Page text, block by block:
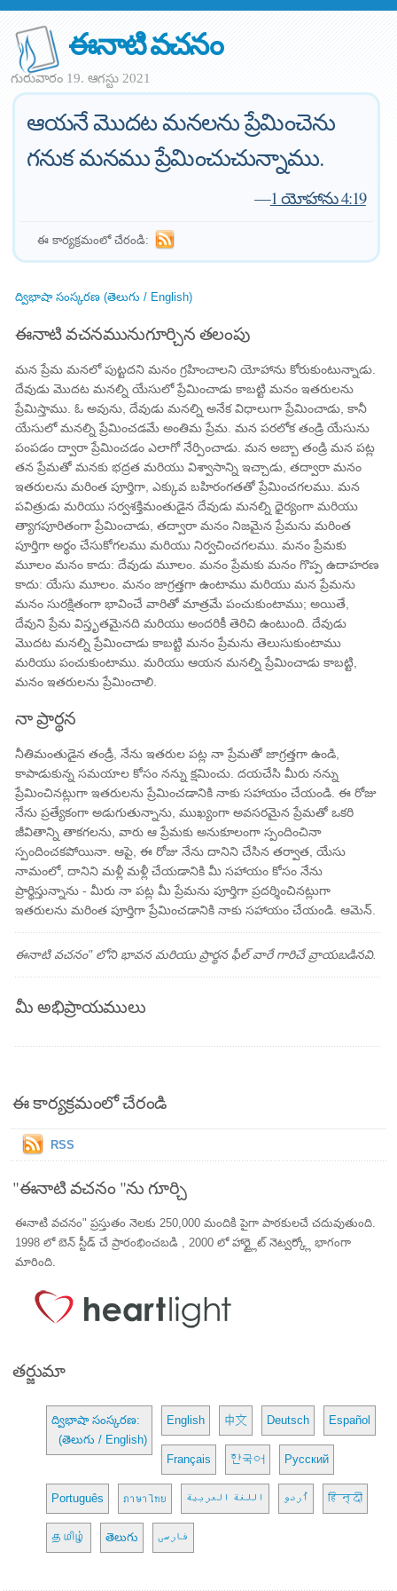
ఈనాటి వచనం
గురువారం 19. ఆగస్టు 2021
ఆయనే మొదట మనలను ప్రేమించెను
గనుక మనము ప్రేమించుచున్నాము.
—1 యోహాను 4:19
ఈ కార్యక్రమంలో చేరండి:
ద్విభాషా సంస్కరణ (తెలుగు / English)
ఈనాటి వచనమునుగూర్చిన తలంపు
మన ప్రేమ మనలో పుట్టదని మనం గ్రహించాలని యోహాను కోరుకుంటున్నాడు.
దేవుడు మొదట మనల్ని యేసులో ప్రేమించాడు కాబట్టి మనం ఇతరులను
ప్రేమిస్తాము. ఓ అవును, దేవుడు మనల్ని అనేక విధాలుగా ప్రేమించాడు, కానీ
యేసులో మనల్ని ప్రేమించడమే అంతిమ ప్రేమ. మన పరలోక తండ్రి యేసును
పంపడం ద్వారా ప్రేమించడం ఎలాగో నేర్పించాడు. మన అబ్బా తండ్రి మన పట్ల
తన ప్రేమతో మనకు భద్రత మరియు విశ్వాసాన్ని ఇచ్చాడు, తద్వారా మనం
ఇతరులను మరింత పూర్తిగా, ఎక్కువ బహిరంగతతో ప్రేమించగలము. మన
పవిత్రుడు మరియు సర్వశక్తిమంతుడైన దేవుడు మనల్ని ధైర్యంగా మరియు
త్యాగపూరితంగా ప్రేమించాడు, తద్వారా మనం నిజమైన ప్రేమను మరింత
పూర్తిగా అర్థం చేసుకోగలము మరియు నిర్వచించగలము. మనం ప్రేమకు
మూలం మనం కాదు: దేవుడు మూలం. మనం ప్రేమకు మనం గొప్ప ఉదాహరణ
కాదు: యేసు మూలం. మనం జాగ్రత్తగా ఉంటాము మరియు మన ప్రేమను
మనం సురక్షితంగా భావించే వారితో మాత్రమే పంచుకుంటాము; అయితే,
దేవుని ప్రేమ విస్తృతమైనది మరియు అందరికీ తెరిచి ఉంటుంది. దేవుడు
మొదట మనల్ని ప్రేమించాడు కాబట్టి మనం ప్రేమను తెలుసుకుంటాము
మరియు పంచుకుంటాము. మరియు ఆయన మనల్ని ప్రేమించాడు కాబట్టి,
మనం ఇతరులను ప్రేమించాలి.
నా ప్రార్థన
నీతిమంతుడైన తండ్రీ, నేను ఇతరుల పట్ల నా ప్రేమతో జాగ్రత్తగా ఉండి,
కాపాడుకున్న సమయాల కోసం నన్ను క్షమించు. దయచేసి మీరు నన్ను
ప్రేమించినట్లుగా ఇతరులను ప్రేమించడానికి నాకు సహాయం చేయండి. ఈ రోజు
నేను ప్రత్యేకంగా అడుగుతున్నాను, ముఖ్యంగా అవసరమైన ప్రేమతో ఒకరి
జీవితాన్ని తాకగలను, వారు ఆ ప్రేమకు అనుకూలంగా స్పందించినా
స్పందించకపోయినా. ఆపై, ఈ రోజు నేను దానిని చేసిన తర్వాత, యేసు
నామంలో, దానిని మళ్లీ మళ్లీ చేయడానికి మీ సహాయం కోసం నేను
ప్రార్థిస్తున్నాను - మీరు నా పట్ల మీ ప్రేమను పూర్తిగా ప్రదర్శించినట్లుగా
ఇతరులను మరింత పూర్తిగా ప్రేమించడానికి నాకు సహాయం చేయండి. ఆమెన్.
ఈనాటి వచనం" లోని భావన మరియు ప్రార్థన ఫీల్ వారే గారిచే వ్రాయబడినవి.
మీ అభిప్రాయములు
ఈ కార్యక్రమంలో చేరండి
RSS
"ఈనాటి వచనం "ను గూర్చి
ఈనాటి వచనం" ప్రస్తుతం నెలకు 250,000 మందికి పైగా పాఠకులచే చదువుతుంది.
1998 లో బెన్ స్టీడ్ చే ప్రారంభించబడి , 2000 లో హార్ట్లైట్ నెట్వర్క్లో భాగంగా
మారింది.
తర్జుమా
ద్విభాషా సంస్కరణ:
(తెలుగు / English)
English 中文 Deutsch Español
Français 한국어 Русский
Português ภาษาไทย اللغة العربية اُردو हिन्दी
தமிழ் తెలుగు فارسی